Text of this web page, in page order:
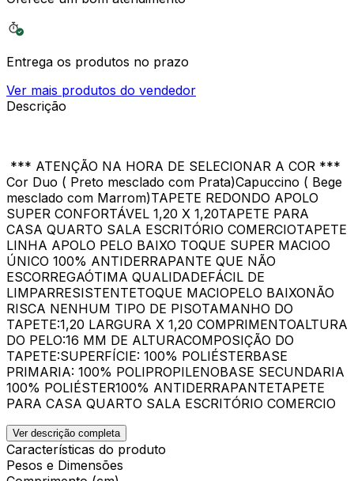
Entrega os produtos no prazo
Ver mais produtos do vendedor
Descrição
*** ATENÇÃO NA HORA DE SELECIONAR A COR ***
Cor Duo ( Preto mesclado com Prata)Capuccino ( Bege
mesclado com Marrom)TAPETE REDONDO APOLO
SUPER CONFORTÁVEL 1,20 X 1,20TAPETE PARA
CASA QUARTO SALA ESCRITÓRIO COMERCIOTAPETE
LINHA APOLO PELO BAIXO TOQUE SUPER MACIOO
ÚNICO 100% ANTIDERRAPANTE QUE NÃO
ESCORREGAÓTIMA QUALIDADEFÁCIL DE
LIMPARRESISTENTETOQUE MACIOPELO BAIXONÃO
RISCA NENHUM TIPO DE PISOTAMANHO DO
TAPETE:1,20 LARGURA X 1,20 COMPRIMENTOALTURA
DO PELO:16 MM DE ALTURACOMPOSIÇÃO DO
TAPETE:SUPERFÍCIE: 100% POLIÉSTERBASE
PRIMARIA: 100% POLIPROPILENOBASE SECUNDARIA
100% POLIÉSTER100% ANTIDERRAPANTETAPETE
PARA CASA QUARTO SALA ESCRITÓRIO COMERCIO
Ver descrição completa
Características do produto
Pesos e Dimensões